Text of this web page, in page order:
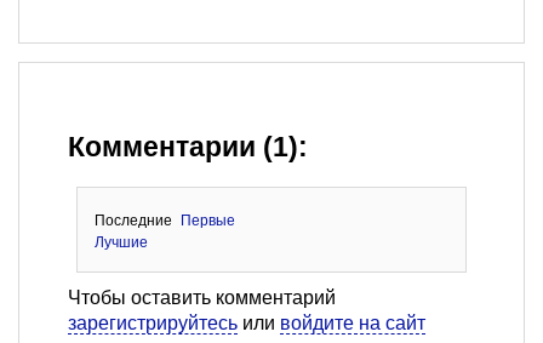
Комментарии (1):
Последние
Первые
Лучшие
Чтобы оставить комментарий
зарегистрируйтесь или войдите на сайт